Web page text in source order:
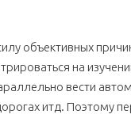
объективных
на
вести
итд. Поэтому